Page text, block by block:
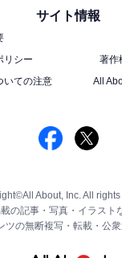
サイト情報
リシー
著作
いての注意
All
About, Inc. All
の記事・写真・イラスト
ツの無断複写・転載・公衆